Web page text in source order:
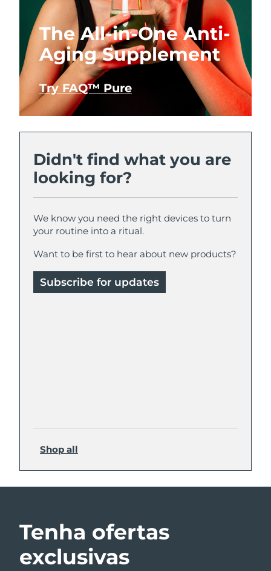
The All-in-One Anti-
Aging Supplement
Try FAQ™ Pure
Didn't find what you are
looking for?
We know you need the right devices to turn
your routine into a ritual.
Want to be first to hear about new products?
Subscribe for updates
Shop all
Tenha ofertas
exclusivas